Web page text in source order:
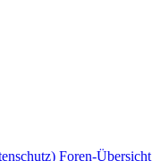
Foren-Übersicht